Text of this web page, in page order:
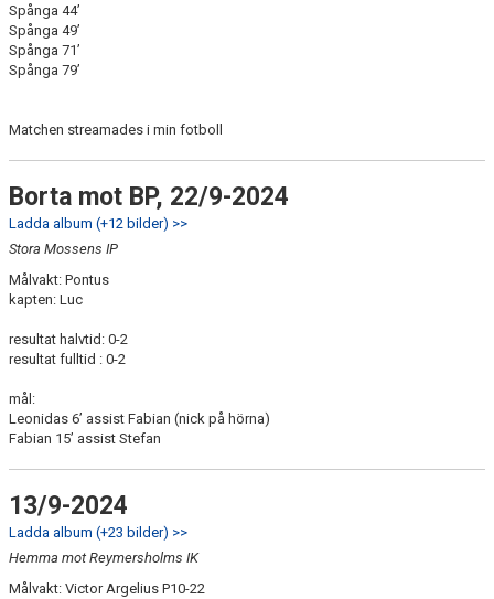
Spånga 44’
Spånga 49’
Spånga 71’
Spånga 79’
Matchen streamades i min fotboll
Borta mot BP, 22/9-2024
Ladda album (+12 bilder) >>
Stora Mossens IP
Målvakt: Pontus
kapten: Luc
resultat halvtid: 0-2
resultat fulltid : 0-2
mål:
Leonidas 6’ assist Fabian (nick på hörna)
Fabian 15’ assist Stefan
13/9-2024
Ladda album (+23 bilder) >>
Hemma mot Reymersholms IK
Målvakt: Victor Argelius P10-22